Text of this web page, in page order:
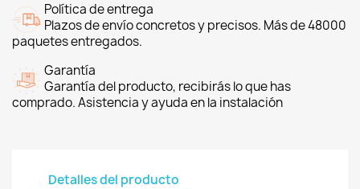
Política de entrega
Plazos de envío concretos y precisos. Más de 48000
paquetes entregados.
Garantía
Garantía del producto, recibirás lo que has
comprado. Asistencia y ayuda en la instalación
Detalles del producto